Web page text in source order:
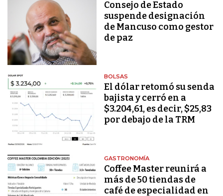
Consejo de Estado
suspende designación
de Mancuso como gestor
de paz
BOLSAS
El dólar retomó su senda
bajista y cerró en a
$3.204,61, es decir, $25,83
por debajo de la TRM
GASTRONOMÍA
Coffee Master reunirá a
más de 50 tiendas de
café de especialidad en